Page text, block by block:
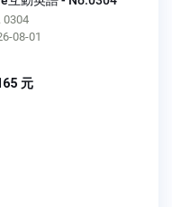
0304
08-01
元